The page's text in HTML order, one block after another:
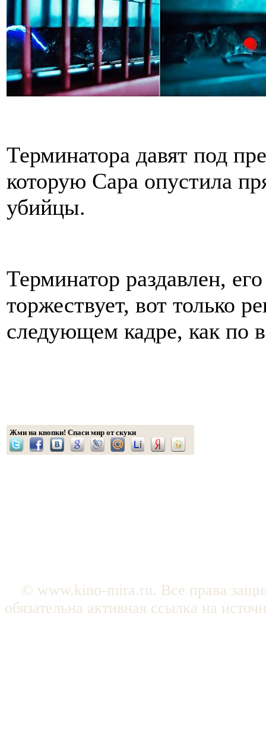
Терминатора давят под
которую Сара опустила
убийцы.
Терминатор раздавлен,
торжествует, вот только
следующем кадре, как по
Жми на кнопки! Спаси мир от скуки
© www.kino-mira.ru. Все права
обязательна активная ссылка на